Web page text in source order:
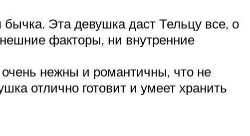
Эта девушка даст Тельцу все, о
факторы, ни внутренние
нежны и романтичны, что не
отлично готовит и умеет хранить